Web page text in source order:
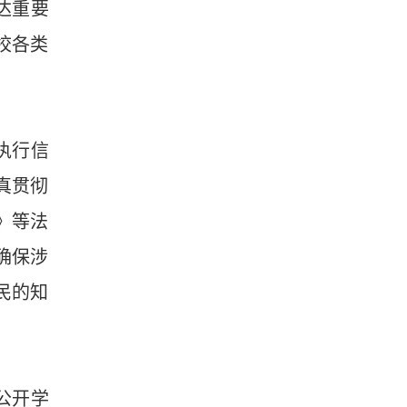
重要
各类
行信
贯彻
等法
保涉
的知
开学